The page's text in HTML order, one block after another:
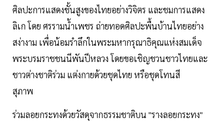
ศิลปะการแสดงชั้นสูงของไทยอย่างวิจิตร และชมการแสดง
ลิเก โดย ศรรามน้ำเพชร ถ่ายทอดศิลปะพื้นบ้านไทยอย่าง
สง่างาม เพื่อน้อมรำลึกในพระมหากรุณาธิคุณแห่งสมเด็จ
พระบรมราชชนนีพันปีหลวง โดยขอเชิญชวนชาวไทยและ
ชาวต่างชาติร่วม แต่งกายด้วยชุดไทย หรือชุดโทนสี
สุภาพ
ร่วมลอยกระทงด้วยวัสดุจากธรรมชาติบน "รางลอยกระทง"